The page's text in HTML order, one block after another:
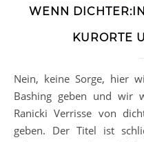
WENN
KURORTE
Nein, keine Sorge, hier wird es jetzt kein Dichter:innen-
Bashing geben und wir
Ranicki Verrisse von
geben. Der Titel ist